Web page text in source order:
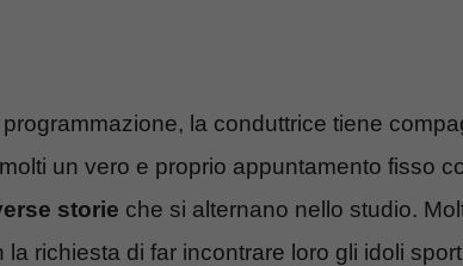
la conduttrice tiene
un vero e proprio appuntamento fisso
storie che si alternano nello studio.
la richiesta di far incontrare loro gli idoli